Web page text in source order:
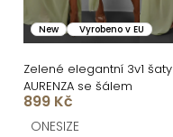
k
t
ů
o
d
u
k
New Vyrobeno v EU
Zelené elegantní 3v1 šaty
AURENZA se šálem
899 Kč
ONESIZE